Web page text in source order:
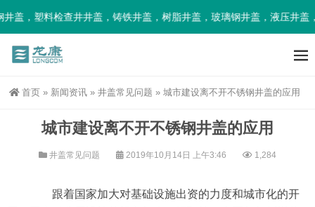
，塑料检查井井盖，铸铁井盖，树脂井盖，玻璃钢井盖，液压井盖
首页 » 新闻资讯 » 井盖常见问题 » 城市建设离不开不锈钢井盖的应用
城市建设离不开不锈钢井盖的应用
井盖常见问题 2019年10月14日 上午3:46 1,284
跟着国家加大对基础设施出资的力度和城市化的开